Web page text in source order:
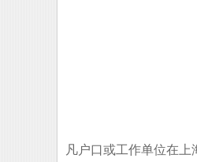
凡户口或工作单位在